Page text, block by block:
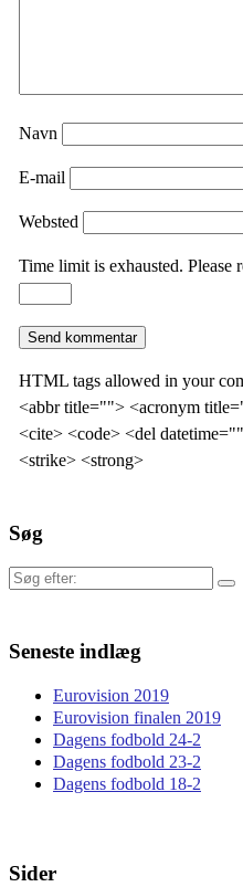
Navn
E-mail
Websted
Time limit is exhausted.
HTML tags allowed in your
<abbr title=""> <acronym
<cite> <code> <del
<strike> <strong>
Søg
Søg
Seneste indlæg
Eurovision 2019
Eurovision finalen 2019
Dagens fodbold 24-2
Dagens fodbold 23-2
Dagens fodbold 18-2
Sider